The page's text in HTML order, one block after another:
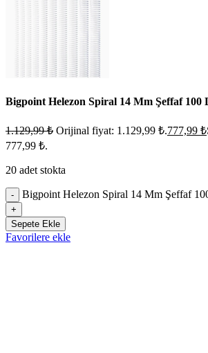
Bigpoint Helezon Spiral 14 Mm Şeffaf 100
1.129,99₺ Orijinal fiyat: 1.129,99 ₺.777,99 ₺
777,99 ₺.
20 adet stokta
- Bigpoint Helezon Spiral 14 Mm Şeffaf
+
Sepete Ekle
Favorilere ekle